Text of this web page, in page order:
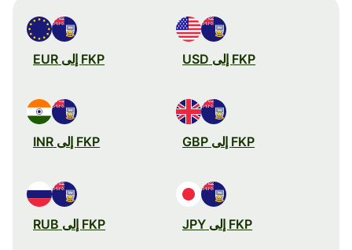
FKP إلى USD FKP إلى EUR
FKP إلى GBP FKP إلى INR
FKP إلى JPY FKP إلى RUB